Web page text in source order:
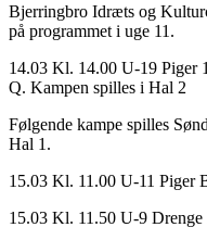
Bjerringbro Idræts og
på programmet i uge 11.
14.03 Kl. 14.00 U-19
Q. Kampen spilles i Hal 2
Følgende kampe spilles
Hal 1.
15.03 Kl. 11.00 U-11 Piger
15.03 Kl. 11.50 U-9